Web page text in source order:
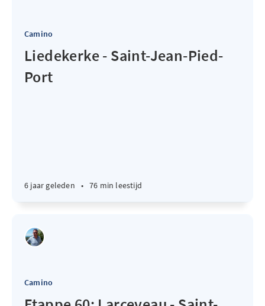
Camino
Liedekerke - Saint-Jean-Pied-
Port
6 jaar geleden • 76 min leestijd
Camino